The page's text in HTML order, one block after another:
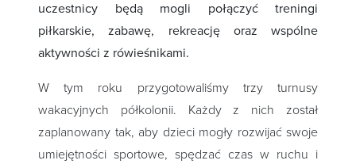
uczestnicy będą mogli połączyć treningi
piłkarskie, zabawę, rekreację oraz wspólne
aktywności z rówieśnikami.
W tym roku przygotowaliśmy trzy turnusy
wakacyjnych półkolonii. Każdy z nich został
zaplanowany tak, aby dzieci mogły rozwijać swoje
umiejętności sportowe, spędzać czas w ruchu i